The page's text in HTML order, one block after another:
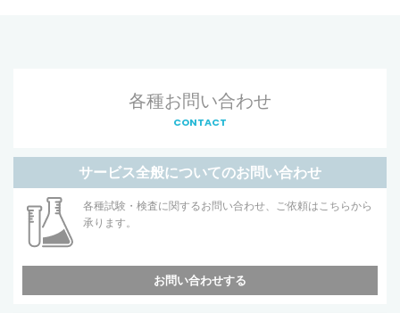
各種お問い合わせ
CONTACT
サービス全般についてのお問い合わせ
各種試験・検査に関するお問い合わせ、ご依頼はこちらから
承ります。
お問い合わせする